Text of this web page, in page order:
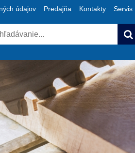
údajov Predajňa Kontakty Servis